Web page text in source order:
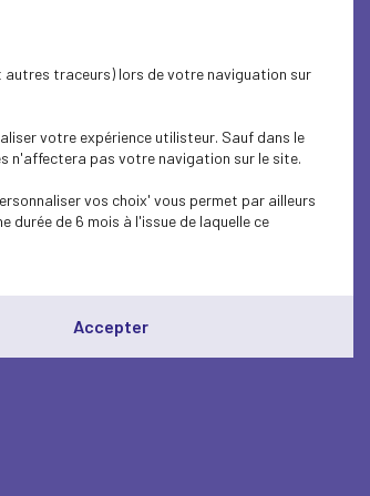
autres traceurs) lors de votre naviguation sur
votre expérience utilisteur. Sauf dans le
n'affectera pas votre navigation sur le site.
vos choix' vous permet par ailleurs
de 6 mois à l'issue de laquelle ce
Accepter